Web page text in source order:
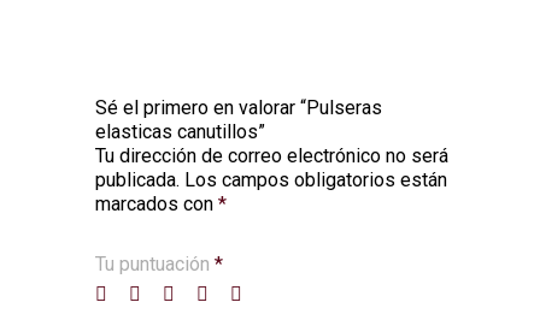
Sé el primero en valorar “Pulseras
elasticas canutillos”
Tu dirección de correo electrónico no será
publicada. Los campos obligatorios están
marcados con *
Tu puntuación *
Alternative: